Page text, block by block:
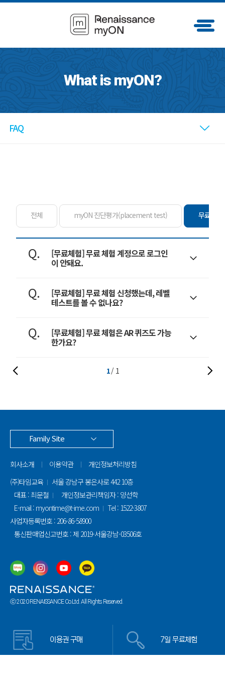
이용권 구매 7일 무료체험
What is myON?
FAQ
전체 myON 진단평가(placement test) 무료체험
[무료체험] 무료 체험 계정으로 로그인
이 안돼요.
[무료체험] 무료 체험 신청했는데, 레벨
테스트를 볼 수 없나요?
[무료체험] 무료 체험은 AR 퀴즈도 가능
한가요?
1 1
ⓒ 2020 RENAISSANCE Co.Ltd. All Rights Reserved.
(주)타임교육
서울 강남구 봉은사로 442 10층
대표 : 최문철
개인정보관리책임자 : 양선학
E-mail : myontime@t-ime.com
Tel : 1522-3807
사업자등록번호 : 206-86-58900
통신판매업신고번호 : 제 2019-서울강남-03506호
Family Site
회사소개 이용약관 개인정보처리방침